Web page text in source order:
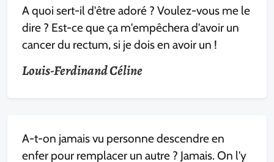
A quoi sert-il d'être adoré ? Voulez-vous me le
dire ? Est-ce que ça m'empêchera d'avoir un
cancer du rectum, si je dois en avoir un !
Louis-Ferdinand Céline
A-t-on jamais vu personne descendre en
enfer pour remplacer un autre ? Jamais. On l'y